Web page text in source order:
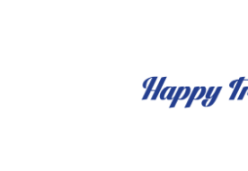
Traveller